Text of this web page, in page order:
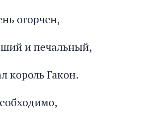
огорчен,
и печальный,
король Гакон.